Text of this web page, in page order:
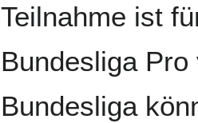
Teilnahme ist
Bundesliga
Bundesliga